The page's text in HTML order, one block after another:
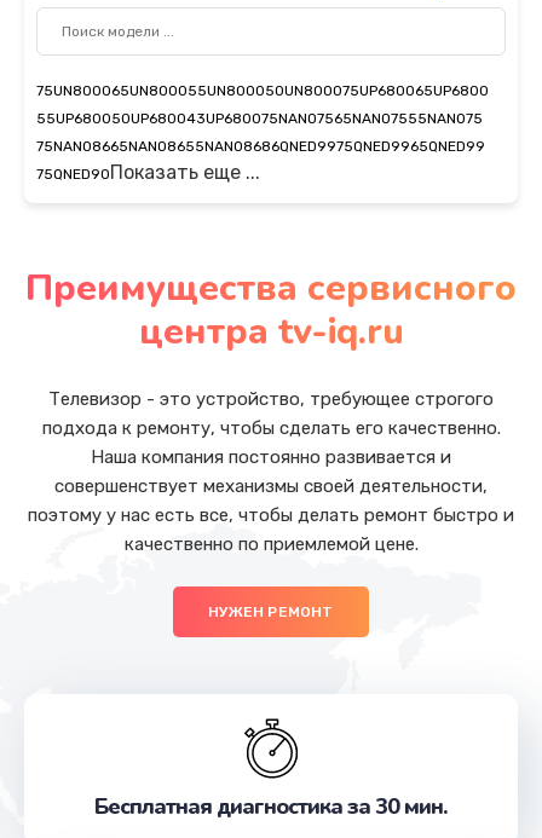
75UN800065UN800055UN800050UN800075UP680065UP6800
55UP680050UP680043UP680075NANO7565NANO7555NANO75
75NANO8665NANO8655NANO8686QNED9975QNED9965QNED99
75QNED90Показать еще ...
Преимущества сервисного
центра tv-iq.ru
Телевизор - это устройство, требующее строгого
подхода к ремонту, чтобы сделать его качественно.
Наша компания постоянно развивается и
совершенствует механизмы своей деятельности,
поэтому у нас есть все, чтобы делать ремонт быстро и
качественно по приемлемой цене.
НУЖЕН РЕМОНТ
Бесплатная диагностика за 30 мин.